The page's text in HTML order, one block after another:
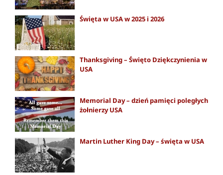
Święta w USA w 2025 i 2026
Thanksgiving – Święto Dziękczynienia w
USA
Memorial Day – dzień pamięci poległych
żołnierzy USA
Martin Luther King Day – święta w USA